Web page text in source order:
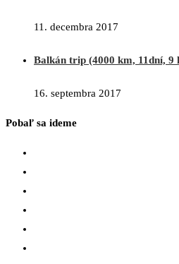
11. decembra 2017
Balkán trip (4000 km, 11dní, 9
16. septembra 2017
Pobaľ sa ideme